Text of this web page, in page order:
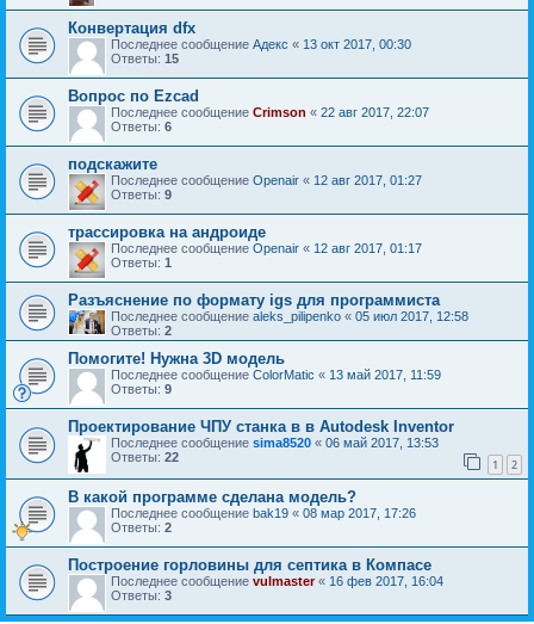
Конвертация dfx
Последнее сообщение Адекс « 13 окт 2017, 00:30
Ответы: 15
Вопрос по Ezcad
Последнее сообщение Crimson « 22 авг 2017, 22:07
Ответы: 6
подскажите
Последнее сообщение Openair « 12 авг 2017, 01:27
Ответы: 9
трассировка на андроиде
Последнее сообщение Openair « 12 авг 2017, 01:17
Ответы: 1
Разъяснение по формату igs для программиста
Последнее сообщение aleks_pilipenko « 05 июл 2017, 12:58
Ответы: 2
Помогите! Нужна 3D модель
Последнее сообщение ColorMatic « 13 май 2017, 11:59
Ответы: 9
Проектирование ЧПУ станка в в Autodesk Inventor
Последнее сообщение sima8520 « 06 май 2017, 13:53
Ответы: 22 1 2
В какой программе сделана модель?
Последнее сообщение bak19 « 08 мар 2017, 17:26
Ответы: 2
Построение горловины для септика в Компасе
Последнее сообщение vulmaster« 16 фев 2017, 16:04
Ответы: 3